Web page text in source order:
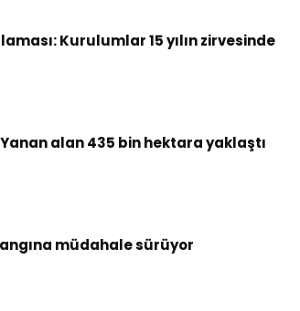
Kurulumlar 15 yılın zirvesinde
alan 435 bin hektara yaklaştı
müdahale sürüyor